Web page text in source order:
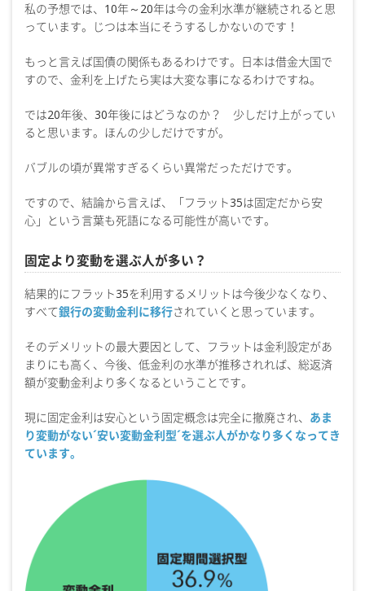
私の予想では、10年～20年は今の金利水準が継続されると思
っています。じつは本当にそうするしかないのです！
もっと言えば国債の関係もあるわけです。日本は借金大国で
すので、金利を上げたら実は大変な事になるわけですね。
では20年後、30年後にはどうなのか？ 少しだけ上がってい
ると思います。ほんの少しだけですが。
バブルの頃が異常すぎるくらい異常だっただけです。
ですので、結論から言えば、「フラット35は固定だから安
心」という言葉も死語になる可能性が高いです。
固定より変動を選ぶ人が多い？
結果的にフラット35を利用するメリットは今後少なくなり、
すべて銀行の変動金利に移行されていくと思っています。
そのデメリットの最大要因として、フラットは金利設定があ
まりにも高く、今後、低金利の水準が推移されれば、総返済
額が変動金利より多くなるということです。
現に固定金利は安心という固定概念は完全に撤廃され、 あま
り変動がない´安い変動金利型´を選ぶ人がかなり多くなってき
ています。